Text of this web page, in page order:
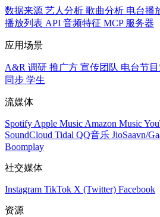
数据来源 艺人分析 歌曲分析 电台播
播放列表 API 音频特征 MCP 服务器
应用场景
A&R 调研 推广方 宣传团队 电台节目
同步 学生
流媒体
Spotify Apple Music Amazon Music
SoundCloud Tidal QQ音乐 JioSaavn/
Boomplay
社交媒体
Instagram TikTok X (Twitter) Facebook
资源